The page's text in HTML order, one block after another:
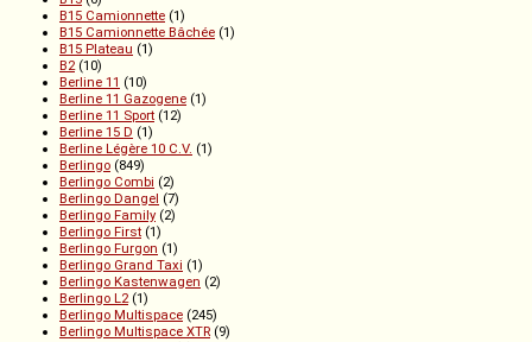
B15 Camionnette (1)
B15 Camionnette Bâchée (1)
B15 Plateau (1)
B2 (10)
Berline 11 (10)
Berline 11 Gazogene (1)
Berline 11 Sport (12)
Berline 15 D (1)
Berline Légère 10 C.V. (1)
Berlingo (849)
Berlingo Combi (2)
Berlingo Dangel (7)
Berlingo Family (2)
Berlingo First (1)
Berlingo Furgon (1)
Berlingo Grand Taxi (1)
Berlingo Kastenwagen (2)
Berlingo L2 (1)
Berlingo Multispace (245)
Berlingo Multispace XTR (9)